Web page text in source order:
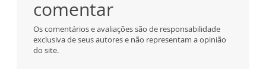
comentar
Os comentários e avaliações são de responsabilidade
exclusiva de seus autores e não representam a opinião
do site.